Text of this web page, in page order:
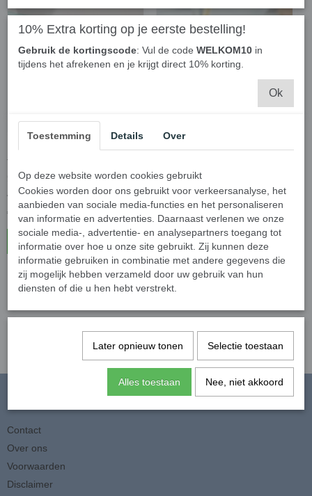
tarwe rietjes, 210mm,
Ø8mm, naturel, Biologisch
Afbreekbare, 1000 stuks
€ 89,50
In winkelwagen
Ø8mm, naturel, Biologisch
Afbreekbare, 250 stuks
€ 29,50
In winkelwagen
Contact
Over ons
Voorwaarden
Disclaimer
10% Extra korting op je eerste bestelling!
Gebruik de kortingscode: Vul de code WELKOM10 in
tijdens het afrekenen en je krijgt direct 10% korting.
Ok
Toestemming Details Over
Op deze website worden cookies gebruikt
Cookies worden door ons gebruikt voor verkeersanalyse, het
aanbieden van sociale media-functies en het personaliseren
van informatie en advertenties. Daarnaast verlenen we onze
sociale media-, advertentie- en analysepartners toegang tot
informatie over hoe u onze site gebruikt. Zij kunnen deze
informatie gebruiken in combinatie met andere gegevens die
zij mogelijk hebben verzameld door uw gebruik van hun
diensten of die u hen hebt verstrekt.
Later opnieuw tonen Selectie toestaan
Alles toestaan Nee, niet akkoord